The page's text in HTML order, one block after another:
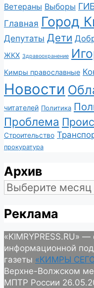
Ветераны Выборы
Главная Город
Депутаты Дети
ЖКХ Здравоохранение
Кимры православные
Новости
читателей Политика
Проблема
Строительство
прокуратура
Архив
Архив
Реклама
«KIMRYPRESS.RU»
информационной
газеты «КИМРЫ
Верхне-Волжском
МПТР России